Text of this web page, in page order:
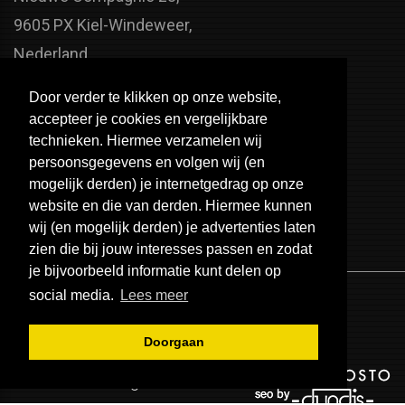
Door verder te klikken op onze website,
accepteer je cookies en vergelijkbare
technieken. Hiermee verzamelen wij
persoonsgegevens en volgen wij (en
mogelijk derden) je internetgedrag op onze
website en die van derden. Hiermee kunnen
wij (en mogelijk derden) je advertenties laten
zien die bij jouw interesses passen en zodat
je bijvoorbeeld informatie kunt delen op
social media.
Lees meer
Doorgaan
9605 PX Kiel-Windeweer,
Nederland
+31 598 - 320 402
Telefoonnummer:
+31 598 - 350 330
Email:
info@usa-engines.com